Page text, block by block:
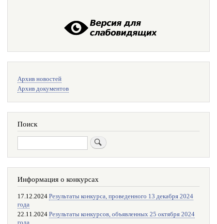
поиска
Архив новостей
Архив документов
Поиск
Поиск
Информация о конкурсах
17.12.2024 Результаты конкурса, проведенного 13 декабря 2024
года
22.11.2024 Результаты конкурсов, объявленных 25 октября 2024
года